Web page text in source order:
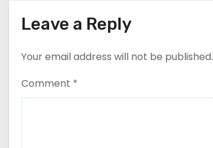
i
o
n
Leave a Reply
Your email address will not be published.
Comment *